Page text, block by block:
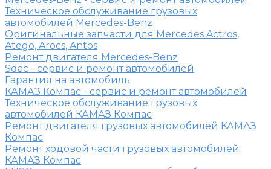
Техническое обслуживание грузовых
автомобилей Mercedes-Benz
Оригинальные запчасти для Mercedes Actros,
Atego, Arocs, Antos
Ремонт двигателя Mercedes-Benz
Sdac - сервис и ремонт автомобилей
Гарантия на автомобиль
КАМАЗ Компас - сервис и ремонт автомобилей
Техническое обслуживание грузовых
автомобилей КАМАЗ Компас
Ремонт двигателя грузовых автомобилей КАМАЗ
Компас
Ремонт ходовой части грузовых автомобилей
КАМАЗ Компас